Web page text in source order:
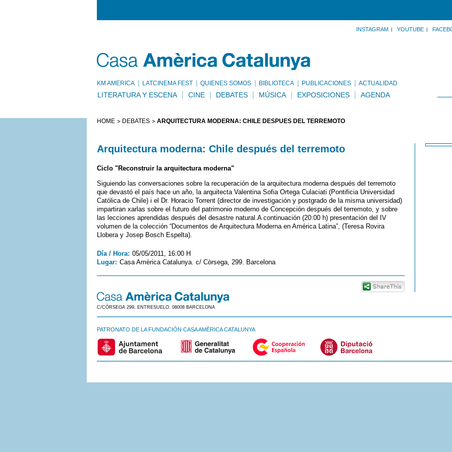
INSTAGRAM YOUTUBE
KM AMÈRICA LATCINEMA FEST QUIÉNES SOMOS BIBLIOTECA PUBLICACIONES ACTUALIDAD
LITERATURA Y ESCENA CINE DEBATES MÚSICA EXPOSICIONES AGENDA
HOME DEBATES ARQUITECTURA MODERNA: CHILE DESPUÉS DEL TERREMOTO
Arquitectura moderna: Chile después del terremoto
Ciclo "Reconstruir la arquitectura moderna"
Siguiendo las conversaciones sobre la recuperación de la arquitectura moderna después del terremoto
que devastó el país hace un año, la arquitecta Valentina Sofia Ortega Culaciati (Pontificia Universidad
Católica de Chile) i el Dr. Horacio Torrent (director de investigación y postgrado de la misma universidad)
impartiran xarlas sobre el futuro del patrimonio moderno de Concepción después del terremoto, y sobre
las lecciones aprendidas después del desastre natural.A continuación (20:00 h) presentación del IV
volumen de la colección “Documentos de Arquitectura Moderna en América Latina”, (Teresa Rovira
Llobera y Josep Bosch Espelta).
Día / Hora: 05/05/2011, 16:00 H
Lugar: Casa Amèrica Catalunya. c/ Còrsega, 299. Barcelona
C/CÒRSEGA 299, ENTRESUELO. 08008 BARCELONA
PATRONATO DE LA FUNDACIÓN CASA AMÈRICA CATALUNYA